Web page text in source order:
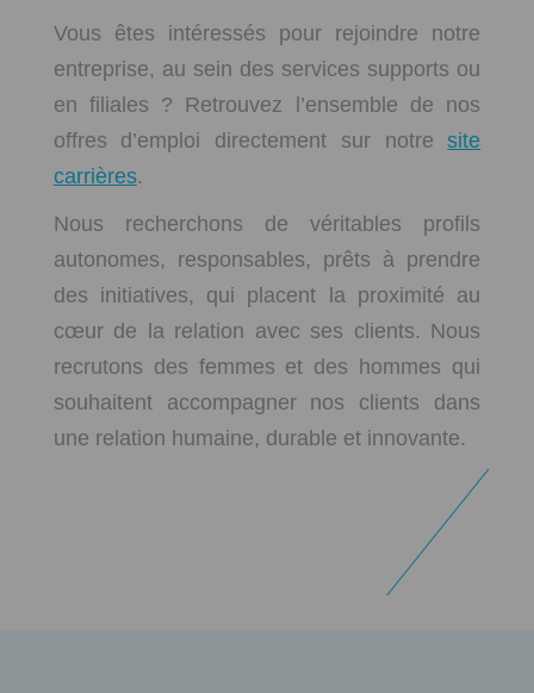
Vous êtes intéressés pour rejoindre notre
entreprise, au sein des services supports ou
en filiales ? Retrouvez l’ensemble de nos
offres d’emploi directement sur notresite
carrières.
Nous recherchons de véritables profils
autonomes, responsables, prêts à prendre
des initiatives, qui placent la proximité au
cœur de la relation avec ses clients. Nous
recrutons des femmes et des hommes qui
souhaitent accompagner nos clients dans
une relation humaine, durable et innovante.